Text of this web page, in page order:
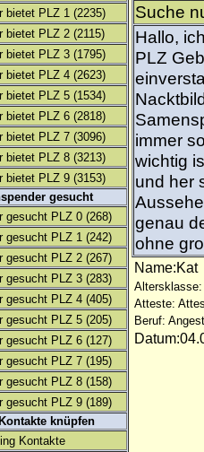
bietet PLZ 1 (2235)
bietet PLZ 2 (2115)
bietet PLZ 3 (1795)
bietet PLZ 4 (2623)
bietet PLZ 5 (1534)
bietet PLZ 6 (2818)
bietet PLZ 7 (3096)
bietet PLZ 8 (3213)
bietet PLZ 9 (3153)
gesucht
gesucht PLZ 0 (268)
gesucht PLZ 1 (242)
gesucht PLZ 2 (267)
gesucht PLZ 3 (283)
gesucht PLZ 4 (405)
gesucht PLZ 5 (205)
gesucht PLZ 6 (127)
gesucht PLZ 7 (195)
gesucht PLZ 8 (158)
gesucht PLZ 9 (189)
knüpfen
Kontakte
Suche
Hallo,
PLZ
immer
wichtig
und her
genau
ohne
Name:Kat
Altersklasse:
Atteste:
Beruf: